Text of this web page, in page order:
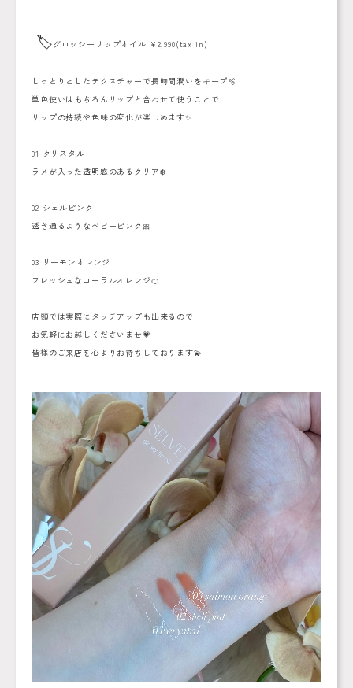
🏷️グロッシーリップオイル ¥2,990(tax in)
しっとりとしたテクスチャーで長時間潤いをキープ🫧
単色使いはもちろんリップと合わせて使うことで
リップの持続や色味の変化が楽しめます✨
01 クリスタル
ラメが入った透明感のあるクリア❄️
02 シェルピンク
透き通るようなベビーピンク🎀
03 サーモンオレンジ
フレッシュなコーラルオレンジ🍊
店頭では実際にタッチアップも出来るので
お気軽にお越しくださいませ💗
皆様のご来店を心よりお待ちしております💫